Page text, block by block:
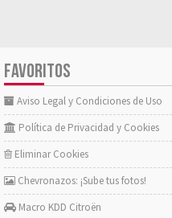
FAVORITOS
Aviso Legal y Condiciones de Uso
Política de Privacidad y Cookies
Eliminar Cookies
Chevronazos: ¡Sube tus fotos!
Macro KDD Citroën